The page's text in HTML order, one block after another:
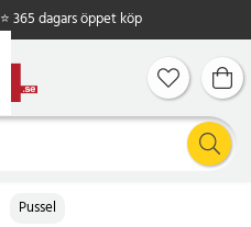
⭐ 365 dagars öppet köp
Pussel